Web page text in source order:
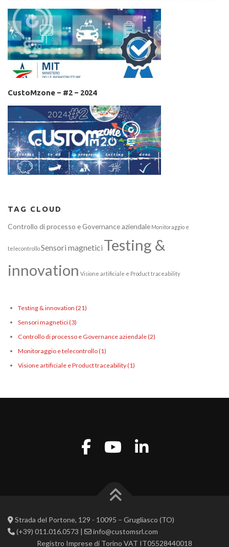
CustoMzone – #2 – 2024
TAG CLOUD
Controllo di processo e Governance aziendale Monitoraggio e
telecontrolloSensori magnetici Testing &
innovation Visione artificiale e Product traceability
Testing & innovation (21)
Sensori magnetici(3)
Controllo di processo e Governance aziendale(2)
Monitoraggio e telecontrollo(1)
Visione artificiale e Product traceability(1)
Strada del Portone, 129 - 10095 – Grugliasco (TO)
(+39) 011.016.0573 |
info@customsrl.com
Registro Imprese di Torino VAT IT05528440018